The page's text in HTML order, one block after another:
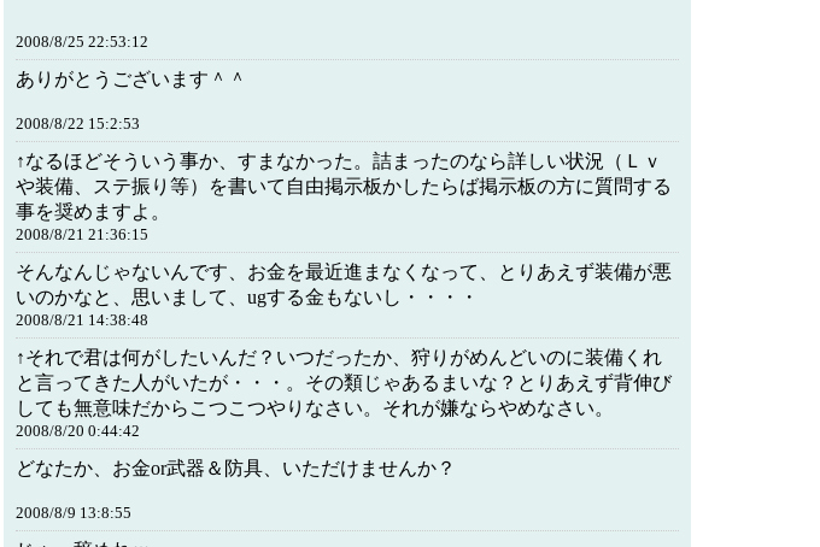
2008/8/25 22:53:12
ありがとうございます＾＾
2008/8/22 15:2:53
↑なるほどそういう事か、すまなかった。詰まったのなら詳しい状況（Ｌｖ
や装備、ステ振り等）を書いて自由掲示板かしたらば掲示板の方に質問する
事を奨めますよ。
2008/8/21 21:36:15
そんなんじゃないんです、お金を最近進まなくなって、とりあえず装備が悪
いのかなと、思いまして、ugする金もないし・・・・
2008/8/21 14:38:48
↑それで君は何がしたいんだ？いつだったか、狩りがめんどいのに装備くれ
と言ってきた人がいたが・・・。その類じゃあるまいな？とりあえず背伸び
しても無意味だからこつこつやりなさい。それが嫌ならやめなさい。
2008/8/20 0:44:42
どなたか、お金or武器＆防具、いただけませんか？
2008/8/9 13:8:55